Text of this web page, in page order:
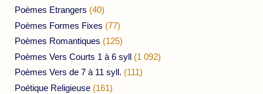
Poèmes Etrangers (40)
Poèmes Formes Fixes (77)
Poèmes Romantiques (125)
Poèmes Vers Courts 1 à 6 syll (1 092)
Poèmes Vers de 7 à 11 syll. (111)
Poétique Religieuse (161)